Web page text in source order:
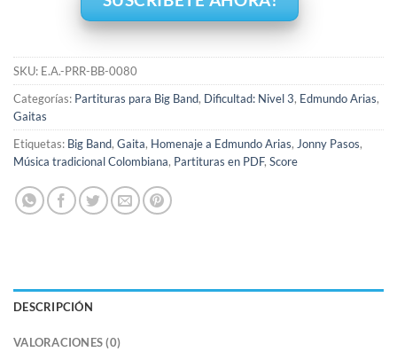
SKU: E.A.-PRR-BB-0080
Categorías: Partituras para Big Band, Dificultad: Nivel 3, Edmundo Arias,
Gaitas
Etiquetas: Big Band, Gaita, Homenaje a Edmundo Arias, Jonny Pasos,
Música tradicional Colombiana, Partituras en PDF, Score
DESCRIPCIÓN
VALORACIONES (0)